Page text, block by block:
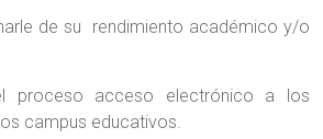
de su rendimiento académico y/o
proceso acceso electrónico a los
campus educativos.